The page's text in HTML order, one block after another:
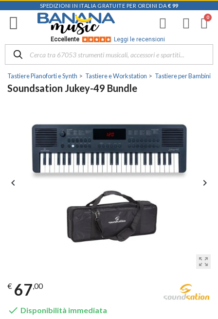
SPEDIZIONI IN ITALIA GRATUITE PER ORDINI DA € 99
Eccellente Leggi le recensioni
Tastiere Pianoforti e Synth Tastiere e Workstation Tastiere per Bambini
Soundsation Jukey-49 Bundle
zoom_out_map
 
€ 67,00
 Disponibilità immediata